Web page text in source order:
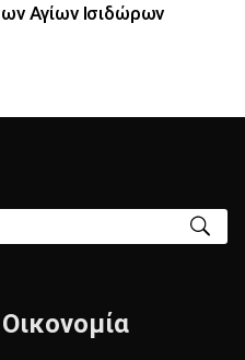
Αγίων Ισιδώρων
Οικονομία